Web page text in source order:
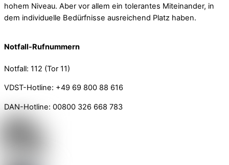
hohem Niveau. Aber vor allem ein tolerantes Miteinander, in
dem individuelle Bedürfnisse ausreichend Platz haben.
Notfall-Rufnummern
Notfall: 112 (Tor 11)
VDST-Hotline: +49 69 800 88 616
DAN-Hotline: 00800 326 668 783